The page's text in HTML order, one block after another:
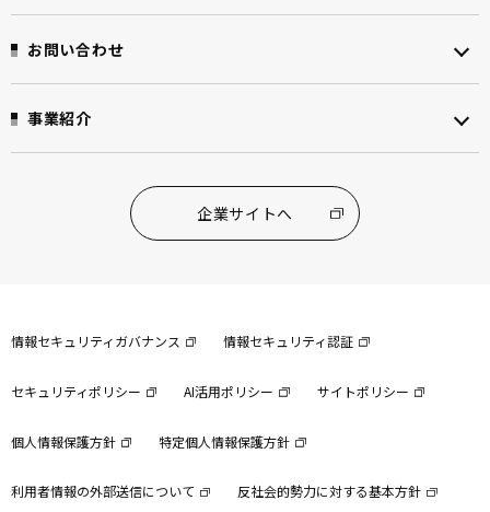
お問い合わせ
事業紹介
企業サイトへ
情報セキュリティガバナンス 情報セキュリティ認証
セキュリティポリシー AI活用ポリシー サイトポリシー
個人情報保護方針 特定個人情報保護方針
利用者情報の外部送信について 反社会的勢力に対する基本方針